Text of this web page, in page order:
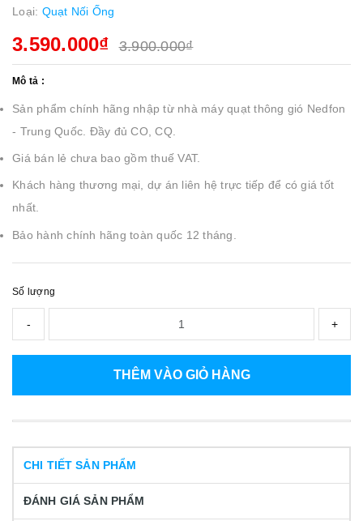
Loại: Quạt Nối Ống
3.590.000₫ 3.900.000₫
Mô tả :
Sản phẩm chính hãng nhập từ nhà máy quạt thông gió Nedfon
- Trung Quốc. Đầy đủ CO, CQ.
Giá bán lẻ chưa bao gồm thuế VAT.
Khách hàng thương mại, dự án liên hệ trực tiếp để có giá tốt
nhất.
Bảo hành chính hãng toàn quốc 12 tháng.
Số lượng
- +
THÊM VÀO GIỎ HÀNG
CHI TIẾT SẢN PHẨM
ĐÁNH GIÁ SẢN PHẨM